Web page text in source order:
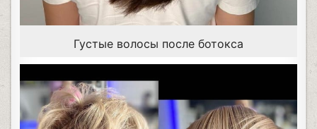
Густые волосы после ботокса